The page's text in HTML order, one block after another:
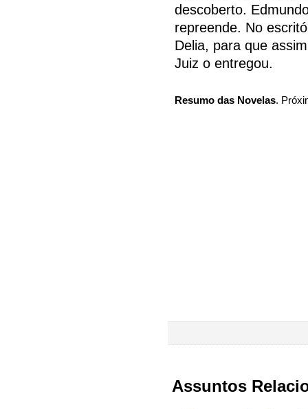
descoberto.
repreende. No
Delia, para que
Juiz o entregou.
Resumo das Novelas.
Assuntos